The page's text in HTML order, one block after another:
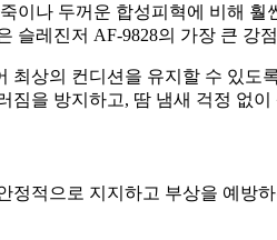
이나 두꺼운 합성피혁에 비해
슬레진저 AF-9828의 가장 큰 강
상의 컨디션을 유지할 수 있
을 방지하고, 땀 냄새 걱정 없
적으로 지지하고 부상을 예